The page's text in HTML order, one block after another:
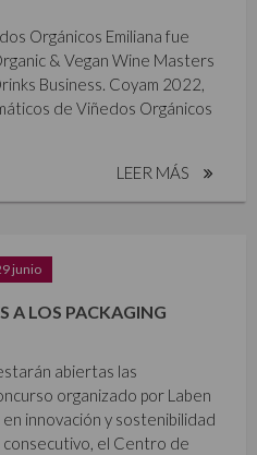
Orgánicos Emiliana fue
& Vegan Wine Masters
Business. Coyam 2022,
de Viñedos Orgánicos
LEER MÁS
junio
A LOS PACKAGING
abiertas las
organizado por Laben
innovación y sostenibilidad
el Centro de